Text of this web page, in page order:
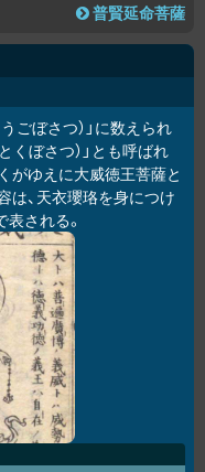
普賢延命菩薩
うごぼさつ）」に数えられ
くぼさつ）」とも呼ばれ
がゆえに大威徳王菩薩と
は、天衣瓔珞を身につけ
される。